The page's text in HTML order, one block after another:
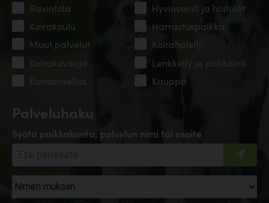
Palveluhaku
Syötä paikkakunta, palvelun nimi tai osoite
Ravintola
Hyvinvointi ja hoitolat
Koirakoulu
Harrastuspaikka
Muut palvelut
Koirahotelli
Koirakuvaaja
Lenkkeily ja patikointi
Koirasovellus
Kauppa